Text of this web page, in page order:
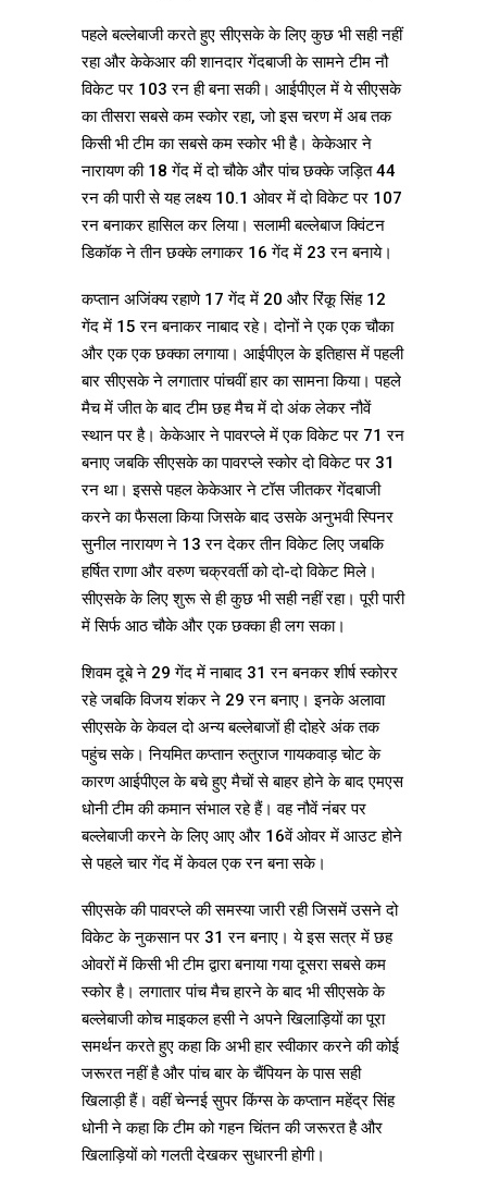
पहले बल्लेबाजी करते हुए सीएसके के लिए कुछ भी सही नहीं
रहा और केकेआर की शानदार गेंदबाजी के सामने टीम नौ
विकेट पर 103 रन ही बना सकी। आईपीएल में ये सीएसके
का तीसरा सबसे कम स्कोर रहा, जो इस चरण में अब तक
किसी भी टीम का सबसे कम स्कोर भी है। केकेआर ने
नारायण की 18 गेंद में दो चौके और पांच छक्के जड़ित 44
रन की पारी से यह लक्ष्य 10.1 ओवर में दो विकेट पर 107
रन बनाकर हासिल कर लिया। सलामी बल्लेबाज क्विंटन
डिकॉक ने तीन छक्के लगाकर 16 गेंद में 23 रन बनाये।
कप्तान अजिंक्य रहाणे 17 गेंद में 20 और रिंकू सिंह 12
गेंद में 15 रन बनाकर नाबाद रहे। दोनों ने एक एक चौका
और एक एक छक्का लगाया। आईपीएल के इतिहास में पहली
बार सीएसके ने लगातार पांचवीं हार का सामना किया। पहले
मैच में जीत के बाद टीम छह मैच में दो अंक लेकर नौवें
स्थान पर है। केकेआर ने पावरप्ले में एक विकेट पर 71 रन
बनाए जबकि सीएसके का पावरप्ले स्कोर दो विकेट पर 31
रन था। इससे पहल केकेआर ने टॉस जीतकर गेंदबाजी
करने का फैसला किया जिसके बाद उसके अनुभवी स्पिनर
सुनील नारायण ने 13 रन देकर तीन विकेट लिए जबकि
हर्षित राणा और वरुण चक्रवर्ती को दो-दो विकेट मिले।
सीएसके के लिए शुरू से ही कुछ भी सही नहीं रहा। पूरी पारी
में सिर्फ आठ चौके और एक छक्का ही लग सका।
शिवम दूबे ने 29 गेंद में नाबाद 31 रन बनकर शीर्ष स्कोरर
रहे जबकि विजय शंकर ने 29 रन बनाए। इनके अलावा
सीएसके के केवल दो अन्य बल्लेबाजों ही दोहरे अंक तक
पहुंच सके। नियमित कप्तान रुतुराज गायकवाड़ चोट के
कारण आईपीएल के बचे हुए मैचों से बाहर होने के बाद एमएस
धोनी टीम की कमान संभाल रहे हैं। वह नौवें नंबर पर
बल्लेबाजी करने के लिए आए और 16वें ओवर में आउट होने
से पहले चार गेंद में केवल एक रन बना सके।
सीएसके की पावरप्ले की समस्या जारी रही जिसमें उसने दो
विकेट के नुकसान पर 31 रन बनाए। ये इस सत्र में छह
ओवरों में किसी भी टीम द्वारा बनाया गया दूसरा सबसे कम
स्कोर है। लगातार पांच मैच हारने के बाद भी सीएसके के
बल्लेबाजी कोच माइकल हसी ने अपने खिलाड़ियों का पूरा
समर्थन करते हुए कहा कि अभी हार स्वीकार करने की कोई
जरूरत नहीं है और पांच बार के चैंपियन के पास सही
खिलाड़ी हैं। वहीं चेन्नई सुपर किंग्स के कप्तान महेंद्र सिंह
धोनी ने कहा कि टीम को गहन चिंतन की जरूरत है और
खिलाड़ियों को गलती देखकर सुधारनी होगी।